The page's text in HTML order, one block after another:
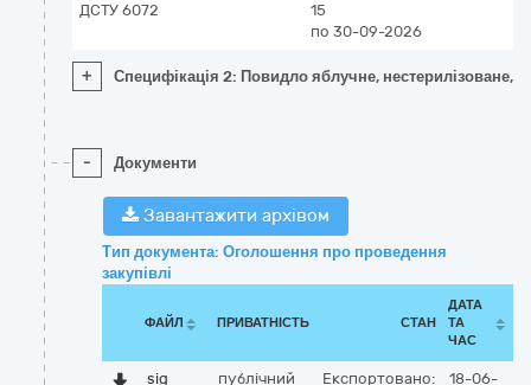
ДСТУ 6072
15
по 30-09-2026
+ Специфікація 2: Повидло яблучне, нестерилізоване,
- Документи
Завантажити архівом
Тип документа: Оголошення про проведення
закупівлі
ФАЙЛ ПРИВАТНІСТЬ СТАН
ДАТА
ТА
ЧАС
sig публічний Експортовано: 18-06-